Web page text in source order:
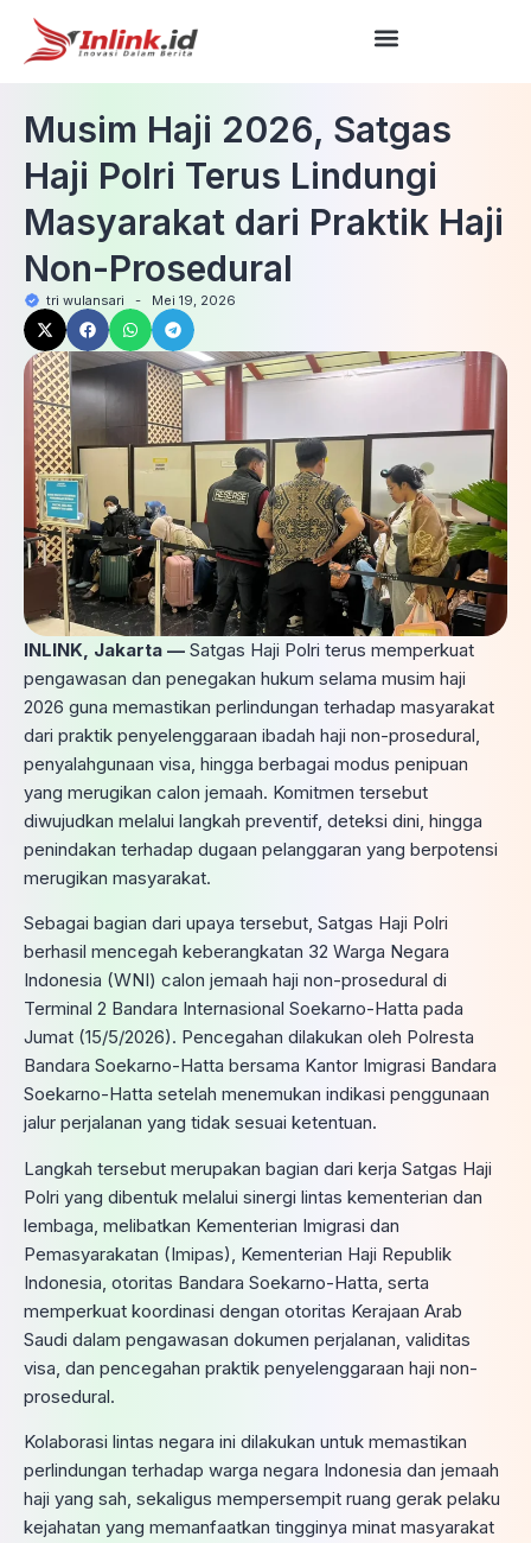
Musim Haji 2026, Satgas
Haji Polri Terus Lindungi
Masyarakat dari Praktik Haji
Non-Prosedural
tri wulansari - Mei 19, 2026
INLINK, Jakarta — Satgas Haji Polri terus memperkuat
pengawasan dan penegakan hukum selama musim haji
2026 guna memastikan perlindungan terhadap masyarakat
dari praktik penyelenggaraan ibadah haji non-prosedural,
penyalahgunaan visa, hingga berbagai modus penipuan
yang merugikan calon jemaah. Komitmen tersebut
diwujudkan melalui langkah preventif, deteksi dini, hingga
penindakan terhadap dugaan pelanggaran yang berpotensi
merugikan masyarakat.
Sebagai bagian dari upaya tersebut, Satgas Haji Polri
berhasil mencegah keberangkatan 32 Warga Negara
Indonesia (WNI) calon jemaah haji non-prosedural di
Terminal 2 Bandara Internasional Soekarno-Hatta pada
Jumat (15/5/2026). Pencegahan dilakukan oleh Polresta
Bandara Soekarno-Hatta bersama Kantor Imigrasi Bandara
Soekarno-Hatta setelah menemukan indikasi penggunaan
jalur perjalanan yang tidak sesuai ketentuan.
Langkah tersebut merupakan bagian dari kerja Satgas Haji
Polri yang dibentuk melalui sinergi lintas kementerian dan
lembaga, melibatkan Kementerian Imigrasi dan
Pemasyarakatan (Imipas), Kementerian Haji Republik
Indonesia, otoritas Bandara Soekarno-Hatta, serta
memperkuat koordinasi dengan otoritas Kerajaan Arab
Saudi dalam pengawasan dokumen perjalanan, validitas
visa, dan pencegahan praktik penyelenggaraan haji non-
prosedural.
Kolaborasi lintas negara ini dilakukan untuk memastikan
perlindungan terhadap warga negara Indonesia dan jemaah
haji yang sah, sekaligus mempersempit ruang gerak pelaku
kejahatan yang memanfaatkan tingginya minat masyarakat